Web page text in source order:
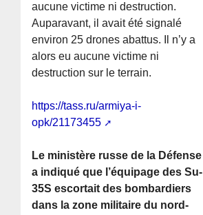
aucune victime ni destruction.
Auparavant, il avait été signalé
environ 25 drones abattus. Il n’y a
alors eu aucune victime ni
destruction sur le terrain.
https://tass.ru/armiya-i-
opk/21173455
Le ministère russe de la Défense
a indiqué que l’équipage des Su-
35S escortait des bombardiers
dans la zone militaire du nord-